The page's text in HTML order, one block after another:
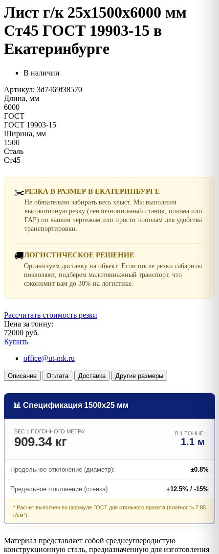
Лист г/к 25х1500х6000 мм
Ст45 ГОСТ 19903-15 в
Екатеринбурге
В наличии
Артикул: 3d7469f38570
Длина, мм
6000
ГОСТ
ГОСТ 19903-15
Ширина, мм
1500
Сталь
Ст45
✂️РЕЗКА В РАЗМЕР В ЕКАТЕРИНБУРГЕ
Не обязательно забирать весь хлыст. Мы выполним
высокоточную резку (ленточнопильный станок, плазма или
ГАР) по вашим чертежам или просто пополам для удобства
транспортировки.
🚚ЛОГИСТИЧЕСКОЕ РЕШЕНИЕ
Организуем доставку на объект. Если после резки габариты
позволяют, подберем малотоннажный транспорт, что
сэкономит вам до 30% на логистике.
Рассчитать стоимость резки
Цена за тонну:
72000 руб.
Купить
office@ut-mk.ru
Описание Оплата Доставка Другие размеры
📊 Спецификация 1500х25 мм
ВЕС 1 ПОГОННОГО МЕТРА:
909.34 кг
В 1 ТОННЕ:
1.1 м
Предельное отклонение (диаметр): ±0.8%
Предельное отклонение (стенка): +12.5% / -15%
* Расчет выполнен по формуле ГОСТ для стального проката (плотность 7.85
г/см³).
Материал представляет собой среднеуглеродистую
конструкционную сталь, предназначенную для изготовления